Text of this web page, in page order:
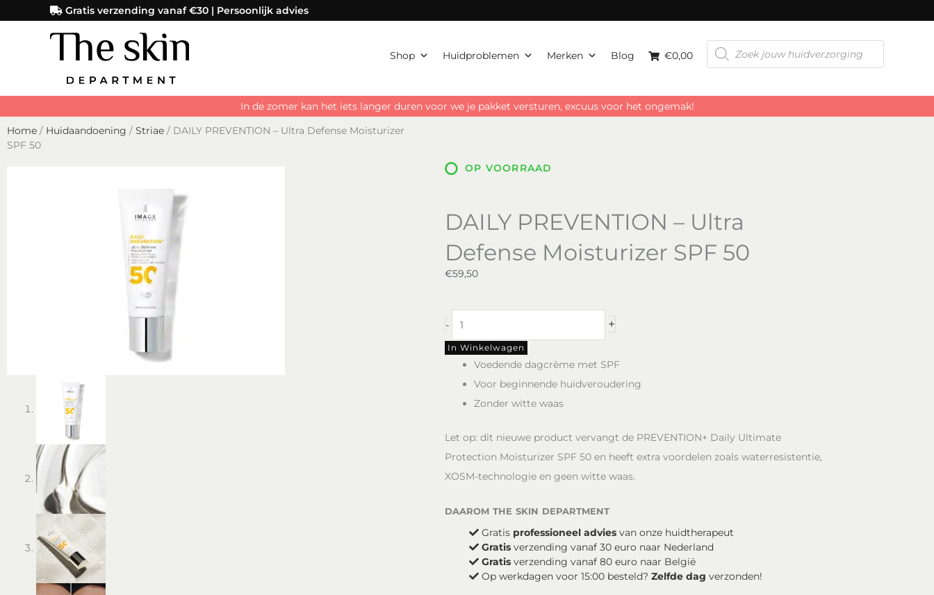
naar
Gratis verzending vanaf €30 | Persoonlijk advies
Shop Huidproblemen Merken Blog €0,00
Producten
zoeken
In de zomer kan het iets langer duren voor we je pakket versturen, excuus voor het ongemak!
Home / Huidaandoening / Striae / DAILY PREVENTION – Ultra Defense Moisturizer
SPF 50
OP VOORRAAD
DAILY PREVENTION – Ultra
Defense Moisturizer SPF 50
€59,50
-
PREVENTION
-
Ultra
Moisturizer
SPF
aantal
+
In Winkelwagen
Voedende dagcrème met SPF
Voor beginnende huidveroudering
Zonder witte waas
Let op: dit nieuwe product vervangt de PREVENTION+ Daily Ultimate
Protection Moisturizer SPF 50 en heeft extra voordelen zoals waterresistentie,
XOSM-technologie en geen witte waas.
daarom the skin department
Gratis professioneel advies van onze huidtherapeut
Gratis verzending vanaf 30 euro naar Nederland
Gratis verzending vanaf 80 euro naar België
Op werkdagen voor 15:00 besteld? Zelfde dag verzonden!
SPF